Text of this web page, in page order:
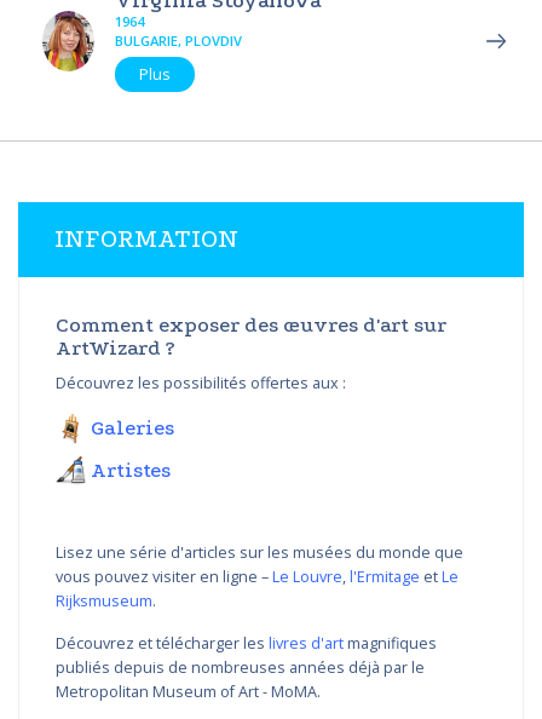
1964
BULGARIE, PLOVDIV
Plus
INFORMATION
Comment exposer des œuvres d'art sur
ArtWizard ?
Découvrez les possibilités offertes aux :
Galeries
Artistes
Lisez une série d'articles sur les musées du monde que
vous pouvez visiter en ligne –Le Louvre,l'Ermitage etLe
Rijksmuseum.
Découvrez et télécharger les livres d'artmagnifiques
publiés depuis de nombreuses années déjà par le
Metropolitan Museum of Art - MoMA.